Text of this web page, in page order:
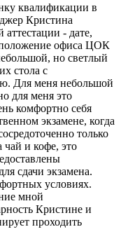
квалификации в
Кристина
- дате,
офиса ЦОК
но светлый
стола с
Для меня небольшой
для меня это
комфортно себя
экзамене, когда
только
и кофе, это
сдачи экзамена.
условиях.
мной
Кристине и
проходить